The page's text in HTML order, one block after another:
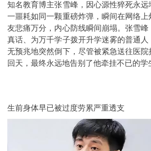
知名教育博主张雪峰 ，因心源性猝死永
一噩耗如同一颗重磅炸弹，瞬间在网络上
友悲痛万分，内心防线瞬间崩塌。张雪
真话、为万千学子拨开升学迷雾的普通
无预兆地突然倒下，尽管被紧急送往医院
回天，最终永远地告别了他牵挂不已的学
生前身体早已被过度劳累严重透支